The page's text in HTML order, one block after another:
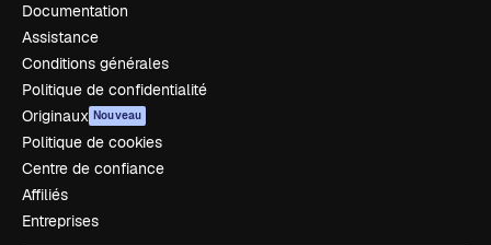
Documentation
Assistance
Conditions générales
Politique de confidentialité
Originaux Nouveau
Politique de cookies
Centre de confiance
Affiliés
Entreprises